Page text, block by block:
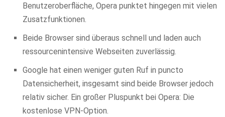
Benutzeroberfläche, Opera punktet hingegen mit vielen
Zusatzfunktionen.
Beide Browser sind überaus schnell und laden auch
ressourcenintensive Webseiten zuverlässig.
Google hat einen weniger guten Ruf in puncto
Datensicherheit, insgesamt sind beide Browser jedoch
relativ sicher. Ein großer Pluspunkt bei Opera: Die
kostenlose VPN-Option.